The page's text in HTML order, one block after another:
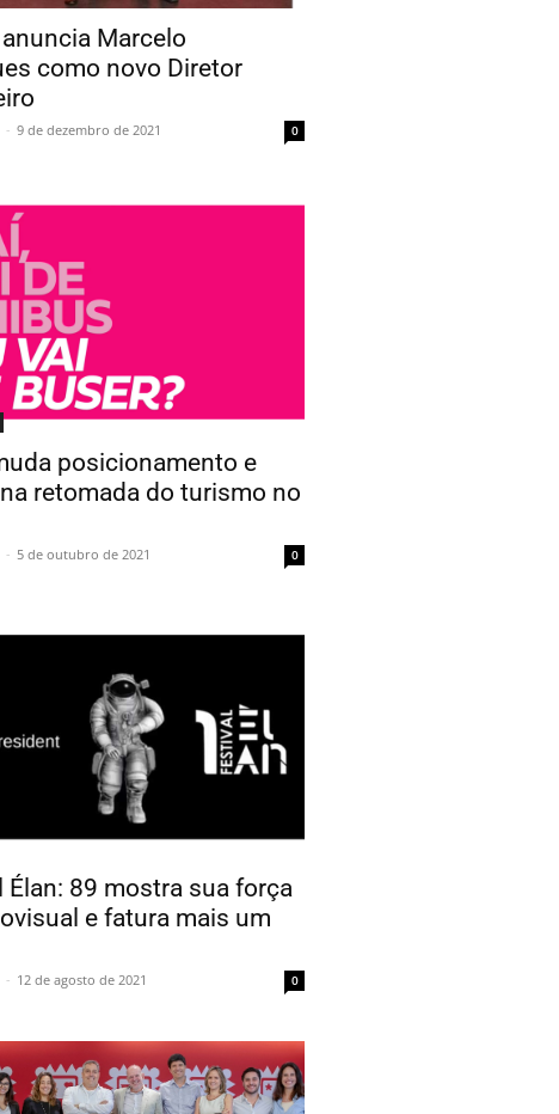
Marcelo
como novo Diretor
- 9 de dezembro de 2021 0
posicionamento e
retomada do turismo no
- 5 de outubro de 2021 0
Élan: 89 mostra sua força
e fatura mais um
- 12 de agosto de 2021 0